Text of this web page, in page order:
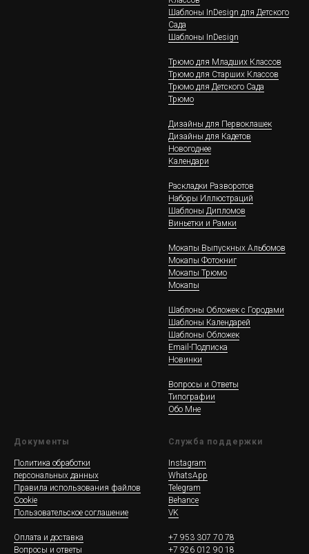
Шаблоны InDesign для Детского
Сада
Шаблоны InDesign
Трюмо для Младших Классов
Трюмо для Старших Классов
Трюмо для Детского Сада
Трюмо
Дизайны для Первоклашек
Дизайны для Кадетов
Новогоднее
Календари
Раскладки Разворотов
Наборы Иллюстраций
Шаблоны Дипломов
Виньетки и Рамки
Мокапы Выпускных Альбомов
Мокапы Фотокниг
Мокапы Трюмо
Мокапы
Шаблоны Обложек c Городами
Шаблоны Календарей
Шаблоны Обложек
Email-Подписка
Новинки
Вопросы и Ответы
Типографии
Обо Мне
Документы
Политика обработки
персональных данных
Правила использования файлов
Cookie
Пользовательское соглашение
Оплата и доставка
Вопросы и ответы
Служба поддержки
Instagram
WhatsApp
Telegram
Behance
VK
+7 953 307 70 78
+7 926 012 90 18